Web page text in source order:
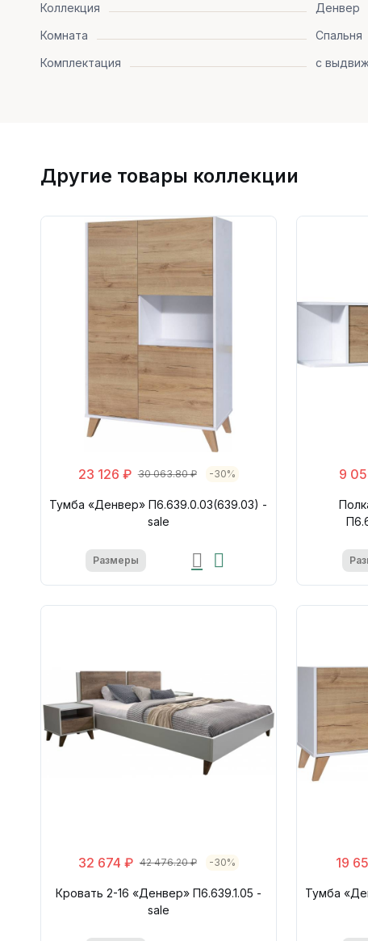
Коллекция
Денвер
Комната
Спальня
Комплектация
с
Другие товары коллекции
23 126 ₽ 30 063.80 ₽ -30%
Тумба «Денвер» П6.639.0.03(639.03) -
sale
Размеры
9
32 674 ₽ 42 476.20 ₽ -30%
Кровать 2-16 «Денвер» П6.639.1.05 -
sale
19
Тумба